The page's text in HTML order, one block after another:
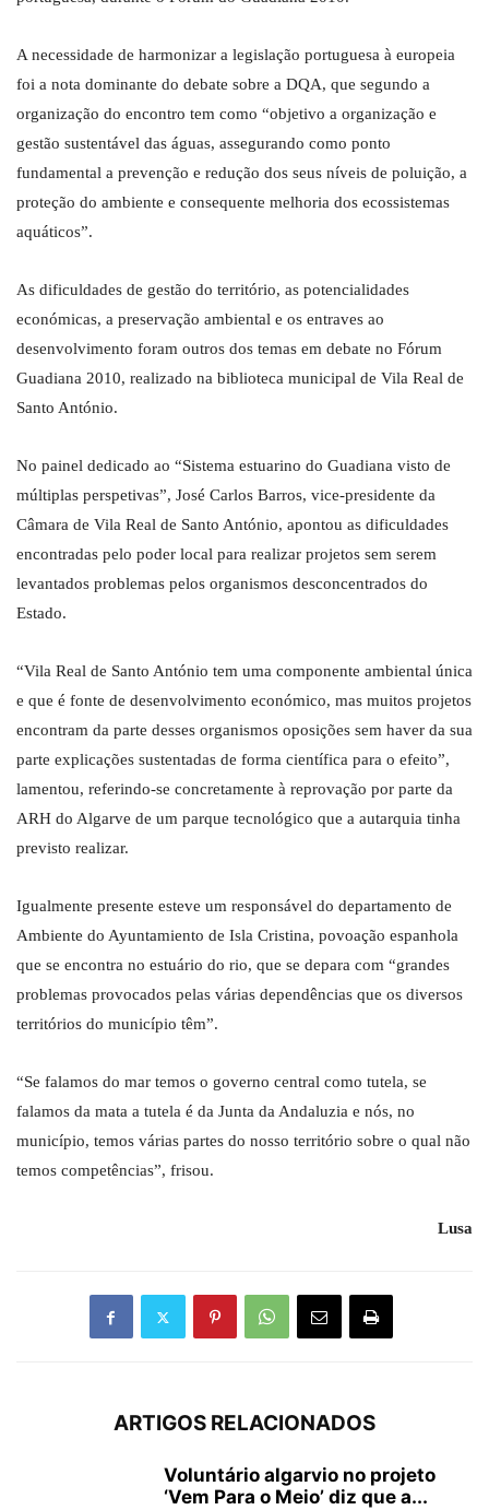
A necessidade de harmonizar a legislação portuguesa à europeia
foi a nota dominante do debate sobre a DQA, que segundo a
organização do encontro tem como “objetivo a organização e
gestão sustentável das águas, assegurando como ponto
fundamental a prevenção e redução dos seus níveis de poluição, a
proteção do ambiente e consequente melhoria dos ecossistemas
aquáticos”.
As dificuldades de gestão do território, as potencialidades
económicas, a preservação ambiental e os entraves ao
desenvolvimento foram outros dos temas em debate no Fórum
Guadiana 2010, realizado na biblioteca municipal de Vila Real de
Santo António.
No painel dedicado ao “Sistema estuarino do Guadiana visto de
múltiplas perspetivas”, José Carlos Barros, vice-presidente da
Câmara de Vila Real de Santo António, apontou as dificuldades
encontradas pelo poder local para realizar projetos sem serem
levantados problemas pelos organismos desconcentrados do
Estado.
“Vila Real de Santo António tem uma componente ambiental única
e que é fonte de desenvolvimento económico, mas muitos projetos
encontram da parte desses organismos oposições sem haver da sua
parte explicações sustentadas de forma científica para o efeito”,
lamentou, referindo-se concretamente à reprovação por parte da
ARH do Algarve de um parque tecnológico que a autarquia tinha
previsto realizar.
Igualmente presente esteve um responsável do departamento de
Ambiente do Ayuntamiento de Isla Cristina, povoação espanhola
que se encontra no estuário do rio, que se depara com “grandes
problemas provocados pelas várias dependências que os diversos
territórios do município têm”.
“Se falamos do mar temos o governo central como tutela, se
falamos da mata a tutela é da Junta da Andaluzia e nós, no
município, temos várias partes do nosso território sobre o qual não
temos competências”, frisou.
Lusa
ARTIGOS RELACIONADOS
Voluntário algarvio no projeto
‘Vem Para o Meio’ diz que a...